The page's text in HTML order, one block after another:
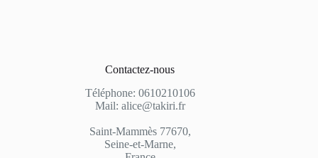
Contactez-nous
Téléphone: 0610210106
Mail: alice@takiri.fr
Saint-Mammès 77670,
Seine-et-Marne,